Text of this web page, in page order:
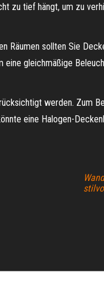
zu tief hängt, um zu
Räumen sollten Sie
gleichmäßige
werden. Zum
eine Halogen-